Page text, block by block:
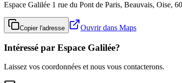
Espace Galilée 1 rue du Pont de Paris, Beauvais, Oise,
Copier l'adresse Ouvrir dans Maps
Intéressé par Espace Galilée?
Laissez vos coordonnées et nous vous contacterons.